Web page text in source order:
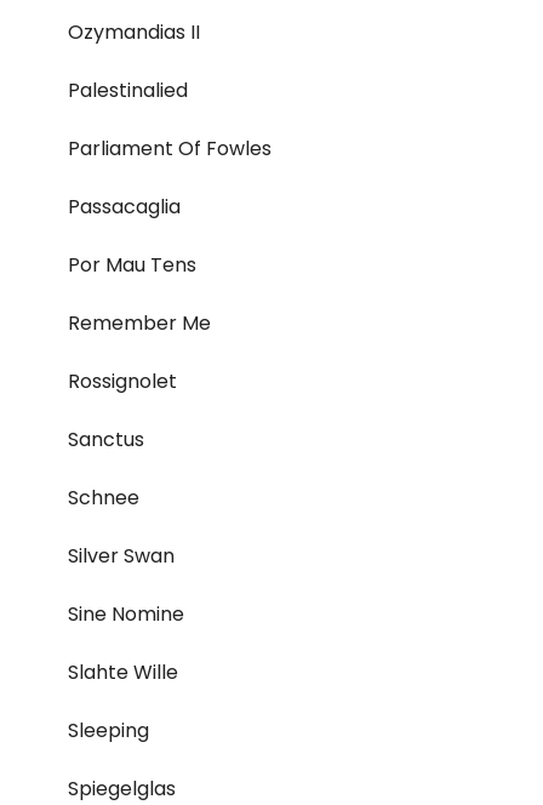
Ozymandias II
Palestinalied
Parliament Of Fowles
Passacaglia
Por Mau Tens
Remember Me
Rossignolet
Sanctus
Schnee
Silver Swan
Sine Nomine
Slahte Wille
Sleeping
Spiegelglas